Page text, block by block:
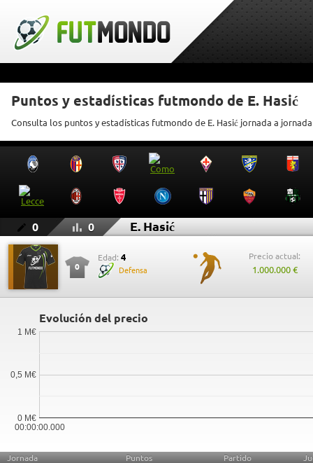
Puntos y estadísticas futmondo de E. Hasić
Consulta los puntos y estadísticas futmondo de E. Hasić jornada a jornada
0 0 E. Hasić
0
Edad: 4
Defensa
Precio actual:
1.000.000 €
Evolución del precio
00:00:00.000
0 M€
0,5 M€
1 M€
Jornada Puntos Partido